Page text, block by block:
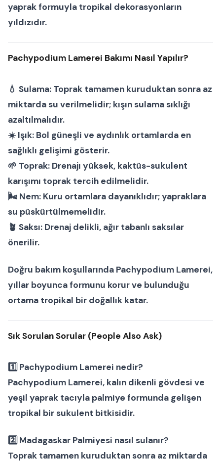
yaprak formuyla tropikal dekorasyonların
yıldızıdır.
Pachypodium Lamerei Bakımı Nasıl Yapılır?
💧 Sulama: Toprak tamamen kuruduktan sonra az
miktarda su verilmelidir; kışın sulama sıklığı
azaltılmalıdır.
☀️ Işık: Bol güneşli ve aydınlık ortamlarda en
sağlıklı gelişimi gösterir.
🌱 Toprak: Drenajı yüksek, kaktüs-sukulent
karışımı toprak tercih edilmelidir.
🌬 Nem: Kuru ortamlara dayanıklıdır; yapraklara
su püskürtülmemelidir.
🪴 Saksı: Drenaj delikli, ağır tabanlı saksılar
önerilir.
Doğru bakım koşullarında Pachypodium Lamerei,
yıllar boyunca formunu korur ve bulunduğu
ortama tropikal bir doğallık katar.
Sık Sorulan Sorular (People Also Ask)
1️⃣ Pachypodium Lamerei nedir?
Pachypodium Lamerei, kalın dikenli gövdesi ve
yeşil yaprak tacıyla palmiye formunda gelişen
tropikal birsukulent bitkisidir.
2️⃣ Madagaskar Palmiyesi nasıl sulanır?
Toprak tamamen kuruduktan sonra az miktarda